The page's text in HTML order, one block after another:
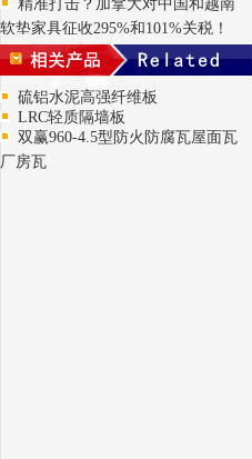
精准打击？加拿大对中国和越南
软垫家具征收295%和101%关税！
硫铝水泥高强纤维板
LRC轻质隔墙板
双赢960-4.5型防火防腐瓦屋面瓦
厂房瓦